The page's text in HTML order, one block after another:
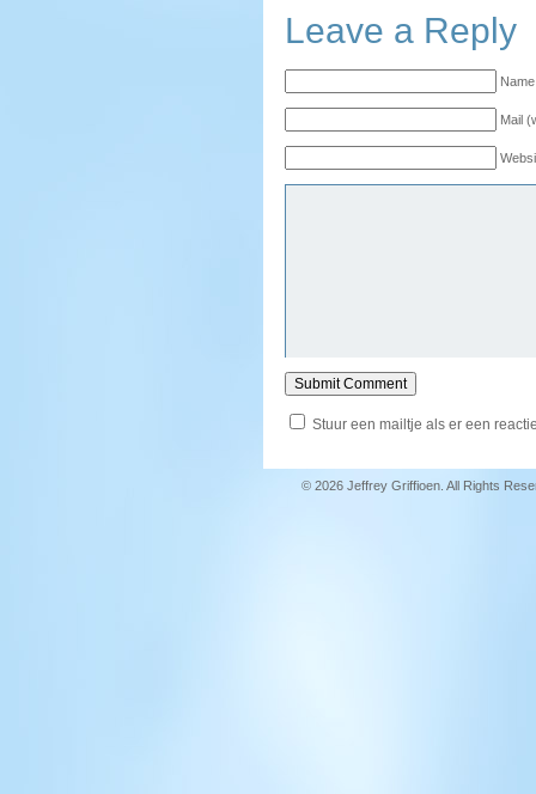
Leave a Reply
Mail
Stuur een mailtje als er een
© 2026 Jeffrey Griffioen. All Rights